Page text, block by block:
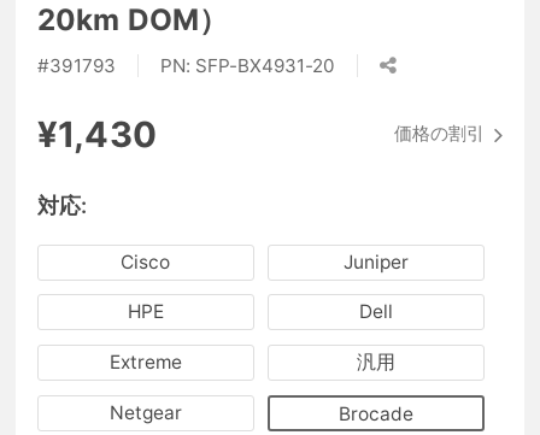
20km DOM）
#391793 PN: SFP-BX4931-20
¥1,430 価格の割引
対応:
Cisco Juniper
HPE Dell
Extreme 汎用
Netgear Brocade